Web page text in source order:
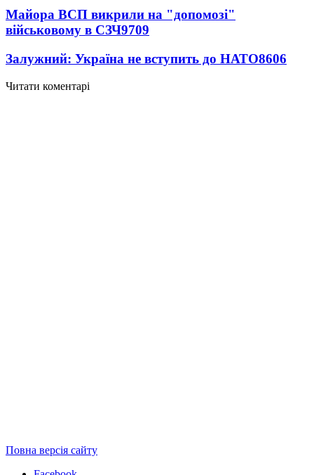
Майора ВСП викрили на "допомозі"
військовому в СЗЧ9709
Залужний: Україна не вступить до НАТО8606
Читати коментарі
Повна версія сайту